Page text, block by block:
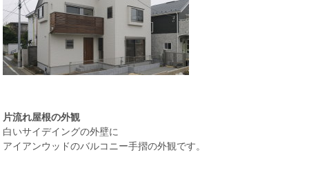
片流れ屋根の外観
白いサイデイングの外壁に
アイアンウッドのバルコニー手摺の外観です。